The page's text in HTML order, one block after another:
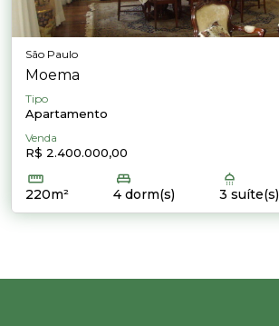
São Paulo
Moema
Tipo
Apartamento
Venda
R$ 2.400.000,00
220m² 4 dorm(s) 3 suíte(s)